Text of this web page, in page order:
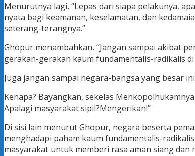
Menurutnya lagi, “Lepas dari siapa pelakunya,
nyata bagi keamanan, keselamatan, dan
seterang-terangnya.”
Ghopur menambahkan, “Jangan sampai akibat
gerakan-gerakan kaum fundamentalis-radikalis
Juga jangan sampai negara-bangsa yang besar
Kenapa? Bayangkan, sekelas
Apalagi masyarakat sipil?Mengerikan!”
Di sisi lain menurut Ghopur, negara beserta
menghadapi paham kaum fundamentalis-
masyarakat untuk memberi rasa aman siang dan